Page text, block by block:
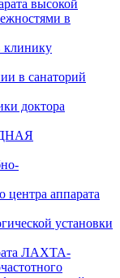
высокой
в
клинику
в санаторий
доктора
центра аппарата
установки
ЛАХТА-